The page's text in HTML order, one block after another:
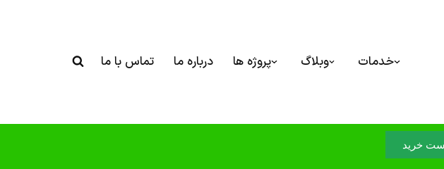
خدمات وبلاگ پروژه ها درباره ما تماس با ما
خرید